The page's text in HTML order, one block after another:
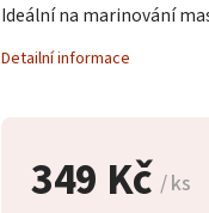
349 Kč / ks
Ideální na marinování
Detailní informace